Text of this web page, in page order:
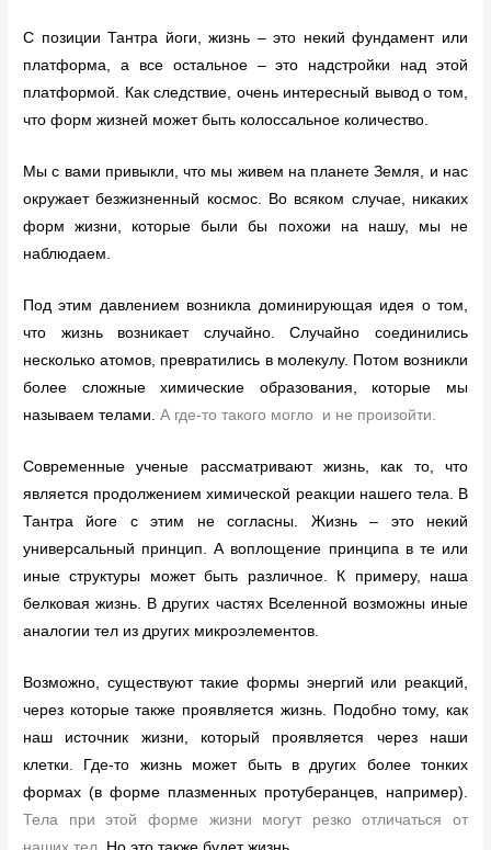
С позиции Тантра йоги, жизнь – это некий фундамент или
платформа, а все остальное – это надстройки над этой
платформой. Как следствие, очень интересный вывод о том,
что форм жизней может быть колоссальное количество.
Мы с вами привыкли, что мы живем на планете Земля, и нас
окружает безжизненный космос. Во всяком случае, никаких
форм жизни, которые были бы похожи на нашу, мы не
наблюдаем.
Под этим давлением возникла доминирующая идея о том,
что жизнь возникает случайно. Случайно соединились
несколько атомов, превратились в молекулу. Потом возникли
более сложные химические образования, которые мы
называем телами.А где-то такого могло и не произойти.
Современные ученые рассматривают жизнь, как то, что
является продолжением химической реакции нашего тела. В
Тантра йоге с этим не согласны. Жизнь – это некий
универсальный принцип. А воплощение принципа в те или
иные структуры может быть различное. К примеру, наша
белковая жизнь. В других частях Вселенной возможны иные
аналогии тел из других микроэлементов.
Возможно, существуют такие формы энергий или реакций,
через которые также проявляется жизнь. Подобно тому, как
наш источник жизни, который проявляется через наши
клетки. Где-то жизнь может быть в других более тонких
формах (в форме плазменных протуберанцев, например).
Тела при этой форме жизни могут резко отличаться от